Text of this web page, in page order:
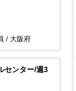
/ 大阪府
センター/週3